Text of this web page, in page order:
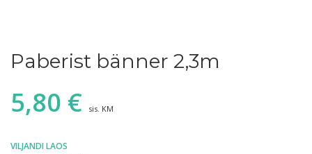
Paberist bänner 2,3m
5,80 € sis. KM
VILJANDI LAOS